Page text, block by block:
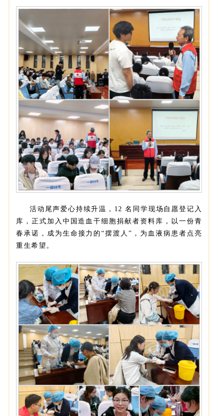
活动尾声爱心持续升温，12 名同学现场自愿登记入
库，正式加入中国造血干细胞捐献者资料库，以一份青
春承诺，成为生命接力的“摆渡人”，为血液病患者点亮
重生希望。